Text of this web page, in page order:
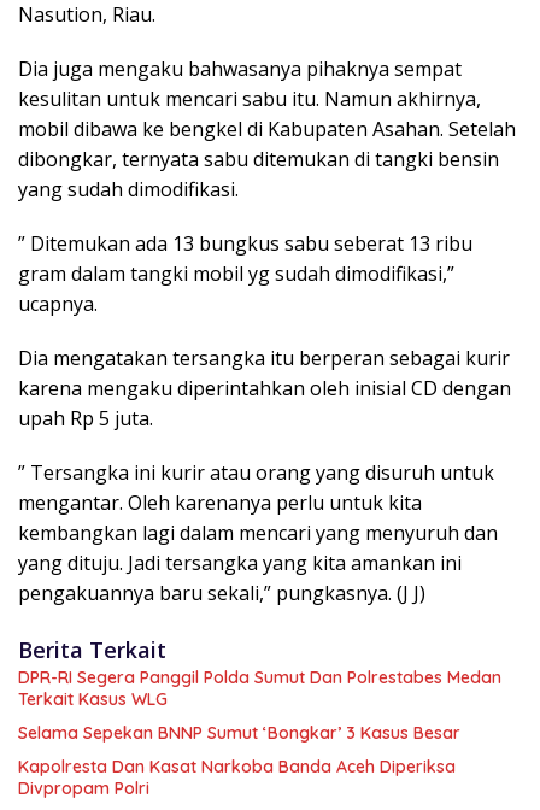
Nasution, Riau.
Dia juga mengaku bahwasanya pihaknya sempat
kesulitan untuk mencari sabu itu. Namun akhirnya,
mobil dibawa ke bengkel di Kabupaten Asahan. Setelah
dibongkar, ternyata sabu ditemukan di tangki bensin
yang sudah dimodifikasi.
” Ditemukan ada 13 bungkus sabu seberat 13 ribu
gram dalam tangki mobil yg sudah dimodifikasi,”
ucapnya.
Dia mengatakan tersangka itu berperan sebagai kurir
karena mengaku diperintahkan oleh inisial CD dengan
upah Rp 5 juta.
” Tersangka ini kurir atau orang yang disuruh untuk
mengantar. Oleh karenanya perlu untuk kita
kembangkan lagi dalam mencari yang menyuruh dan
yang dituju. Jadi tersangka yang kita amankan ini
pengakuannya baru sekali,” pungkasnya. (J J)
Berita Terkait
DPR-RI Segera Panggil Polda Sumut Dan Polrestabes Medan
Terkait Kasus WLG
Selama Sepekan BNNP Sumut ‘Bongkar’ 3 Kasus Besar
Kapolresta Dan Kasat Narkoba Banda Aceh Diperiksa
Divpropam Polri